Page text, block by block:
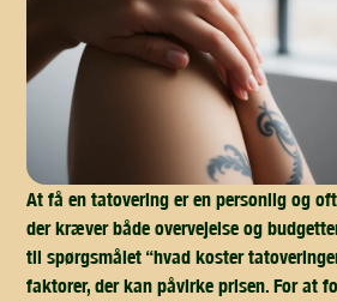
At få en tatovering er en personlig og
der kræver både overvejelse og
til spørgsmålet “hvad koster
faktorer, der kan påvirke prisen. For at